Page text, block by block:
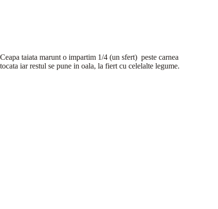
Ceapa taiata marunt o impartim 1/4 (un sfert) peste carnea
tocata iar restul se pune in oala, la fiert cu celelalte legume.